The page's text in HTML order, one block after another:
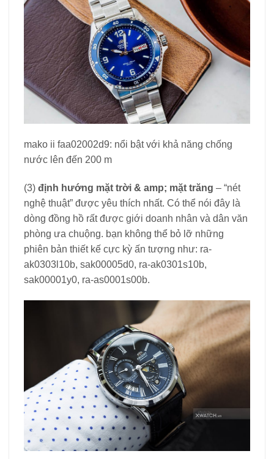
mako ii faa02002d9: nổi bật với khả năng chống
nước lên đến 200 m
(3) định hướng mặt trời & amp; mặt trăng – “nét
nghệ thuật” được yêu thích nhất. Có thể nói đây là
dòng đồng hồ rất được giới doanh nhân và dân văn
phòng ưa chuộng. bạn không thể bỏ lỡ những
phiên bản thiết kế cực kỳ ấn tượng như: ra-
ak0303l10b, sak00005d0, ra-ak0301s10b,
sak00001y0, ra-as0001s00b.